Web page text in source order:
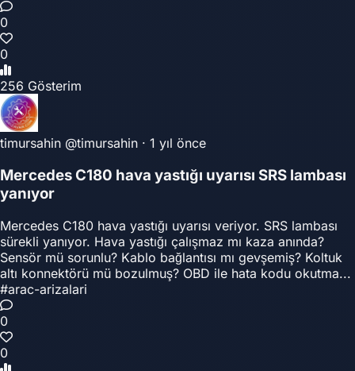
0
0
256 Gösterim
timursahin @timursahin · 1 yıl önce
Mercedes C180 hava yastığı uyarısı SRS lambası
yanıyor
Mercedes C180 hava yastığı uyarısı veriyor. SRS lambası
sürekli yanıyor. Hava yastığı çalışmaz mı kaza anında?
Sensör mü sorunlu? Kablo bağlantısı mı gevşemiş? Koltuk
altı konnektörü mü bozulmuş? OBD ile hata kodu okutma...
#arac-arizalari
0
0